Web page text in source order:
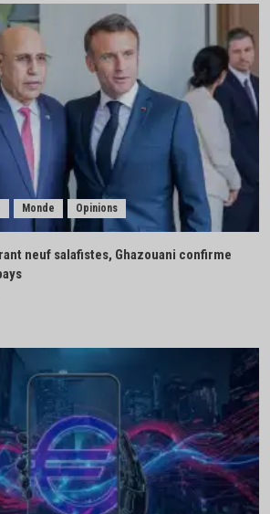
Monde Opinions
neuf salafistes, Ghazouani confirme